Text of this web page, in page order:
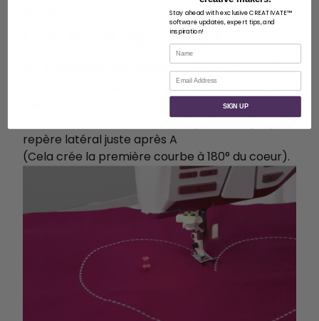
Coudre le cœur
5. Piquer la première courbe
point central entre
Cousez du centre → autour du point A → jusqu'au
repère latéral juste après A
(Cela crée la première courbe à 180° du coeur).
Stay ahead with exclusive CREATIVATE™
software updates, expert tips, and
inspiration!
Nom
Courriel
SIGN UP